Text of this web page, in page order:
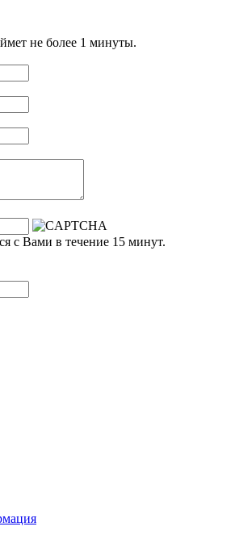
не более 1 минуты.
с Вами в течение 15 минут.